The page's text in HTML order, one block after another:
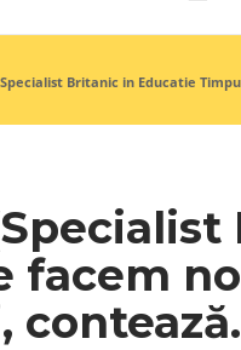
Britanic in Educatie
facem
contează.